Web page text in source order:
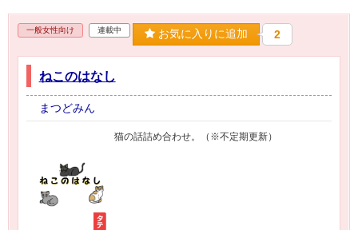
一般女性向け 連載中 お気に入りに追加 2
ねこのはなし
まつどみん
猫の話詰め合わせ。（※不定期更新）